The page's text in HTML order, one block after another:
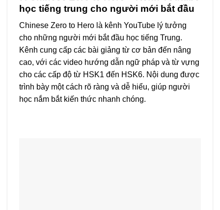
học tiếng trung cho người mới bắt đầu
Chinese Zero to Hero là kênh YouTube lý tưởng
cho những người mới bắt đầu học tiếng Trung.
Kênh cung cấp các bài giảng từ cơ bản đến nâng
cao, với các video hướng dẫn ngữ pháp và từ vựng
cho các cấp độ từ HSK1 đến HSK6. Nội dung được
trình bày một cách rõ ràng và dễ hiểu, giúp người
học nắm bắt kiến thức nhanh chóng.